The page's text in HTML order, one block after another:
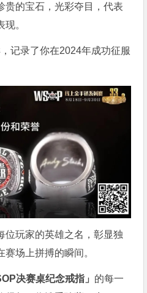
贵的宝石，光彩夺目，代表
。
记录了你在2024年成功征服
位玩家的英雄之名，彰显独
场上拼搏的瞬间。
决赛桌纪念戒指」 的每一